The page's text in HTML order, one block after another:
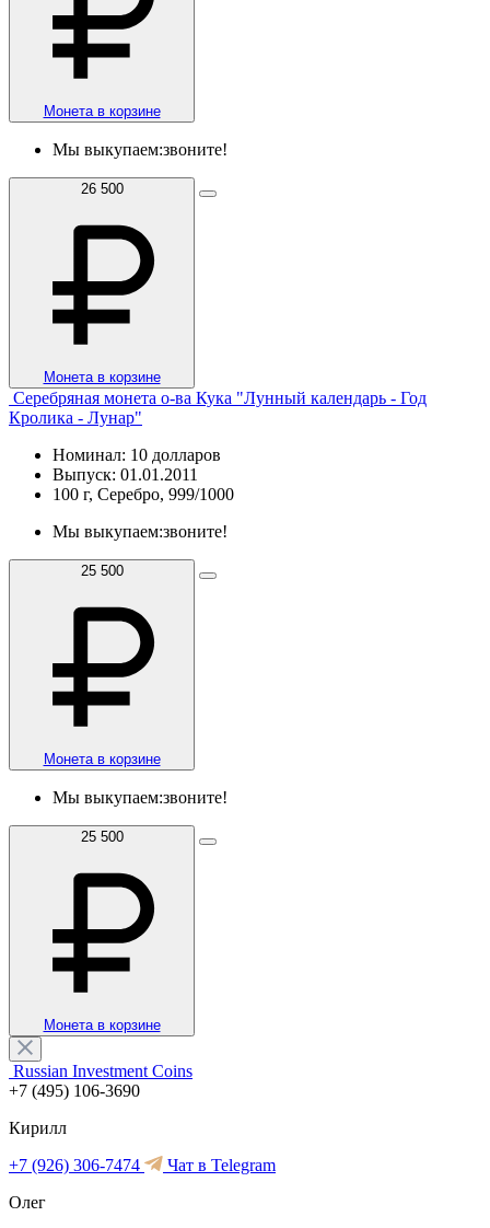
Монета в корзине
Мы выкупаем:звоните!
26 500
Монета в корзине
Серебряная монета о-ва Кука "Лунный календарь - Год
Кролика - Лунар"
Номинал: 10 долларов
Выпуск: 01.01.2011
100 г, Серебро, 999/1000
Мы выкупаем:звоните!
25 500
Монета в корзине
Мы выкупаем:звоните!
25 500
Монета в корзине
Russian Investment Coins
+7 (495) 106-3690
Кирилл
+7 (926) 306-7474
Чат в Telegram
Олег